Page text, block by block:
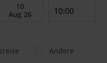
Andere